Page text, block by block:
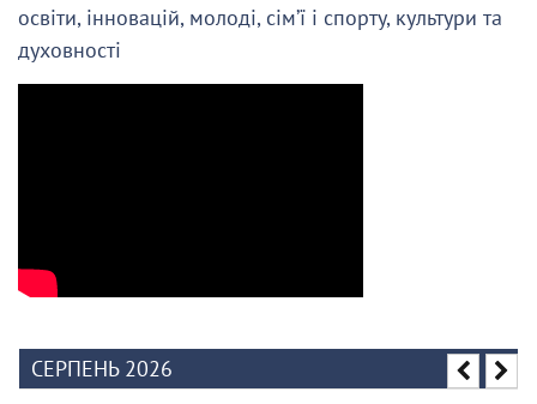
освіти, інновацій, молоді, сім’ї і спорту, культури та
духовності
СЕРПЕНЬ 2026